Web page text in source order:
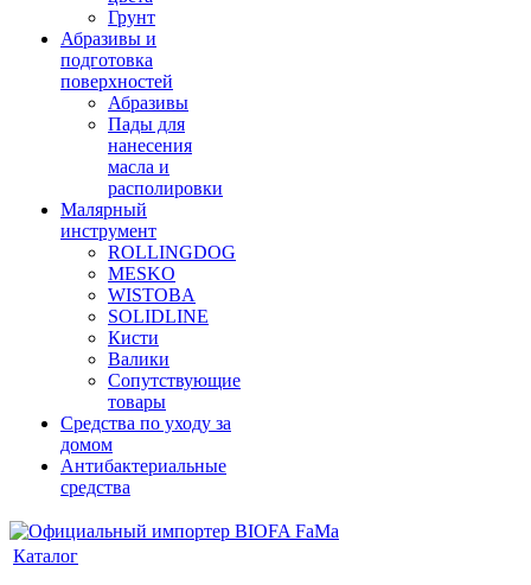
Грунт
Абразивы и
подготовка
поверхностей
Абразивы
Пады для
нанесения
масла и
располировки
Малярный
инструмент
ROLLINGDOG
MESKO
WISTOBA
SOLIDLINE
Кисти
Валики
Сопутствующие
товары
Средства по уходу за
домом
Антибактериальные
средства
Каталог